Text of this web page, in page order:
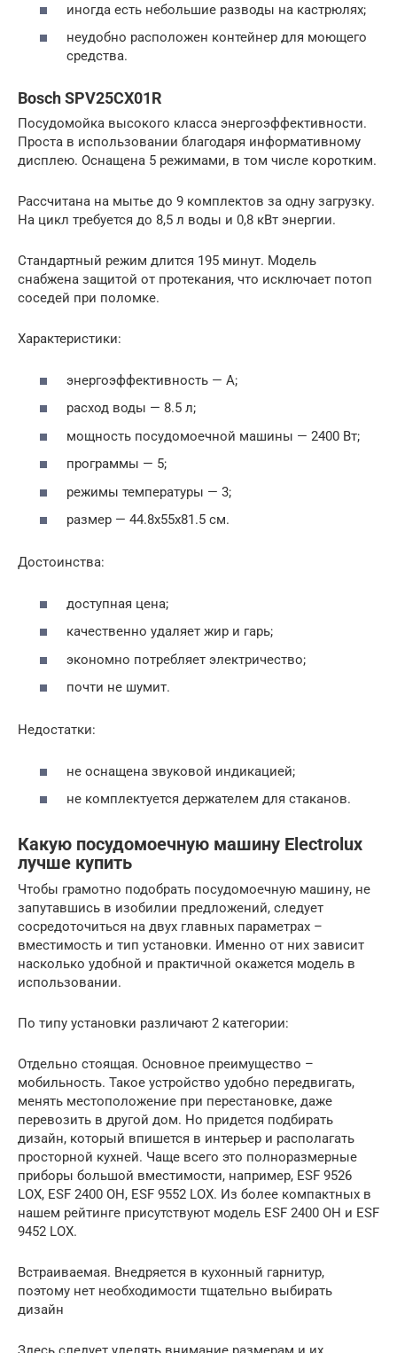
иногда есть небольшие разводы на кастрюлях;
неудобно расположен контейнер для моющего
средства.
Bosch SPV25CX01R
Посудомойка высокого класса энергоэффективности.
Проста в использовании благодаря информативному
дисплею. Оснащена 5 режимами, в том числе коротким.
Рассчитана на мытье до 9 комплектов за одну загрузку.
На цикл требуется до 8,5 л воды и 0,8 кВт энергии.
Стандартный режим длится 195 минут. Модель
снабжена защитой от протекания, что исключает потоп
соседей при поломке.
Характеристики:
энергоэффективность — А;
расход воды — 8.5 л;
мощность посудомоечной машины — 2400 Вт;
программы — 5;
режимы температуры — 3;
размер — 44.8x55x81.5 см.
Достоинства:
доступная цена;
качественно удаляет жир и гарь;
экономно потребляет электричество;
почти не шумит.
Недостатки:
не оснащена звуковой индикацией;
не комплектуется держателем для стаканов.
Какую посудомоечную машину Electrolux
лучше купить
Чтобы грамотно подобрать посудомоечную машину, не
запутавшись в изобилии предложений, следует
сосредоточиться на двух главных параметрах –
вместимость и тип установки. Именно от них зависит
насколько удобной и практичной окажется модель в
использовании.
По типу установки различают 2 категории:
Отдельно стоящая. Основное преимущество –
мобильность. Такое устройство удобно передвигать,
менять местоположение при перестановке, даже
перевозить в другой дом. Но придется подбирать
дизайн, который впишется в интерьер и располагать
просторной кухней. Чаще всего это полноразмерные
приборы большой вместимости, например, ESF 9526
LOX, ESF 2400 OH, ESF 9552 LOX. Из более компактных в
нашем рейтинге присутствуют модель ESF 2400 OH и ESF
9452 LOX.
Встраиваемая. Внедряется в кухонный гарнитур,
поэтому нет необходимости тщательно выбирать
дизайн